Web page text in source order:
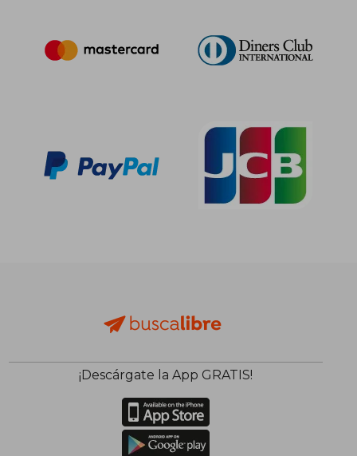
¡Descárgate la App GRATIS!